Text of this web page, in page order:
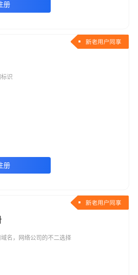
册
识
册
名，网络公司的不二选择